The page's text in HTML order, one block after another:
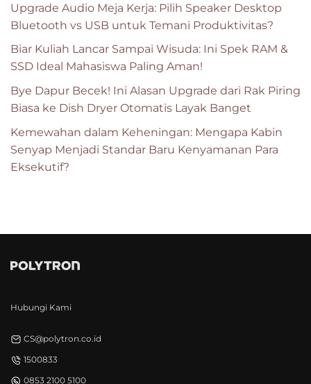
Upgrade Audio Meja Kerja: Pilih Speaker Desktop
Bluetooth vs USB untuk Temani Produktivitas?
Biar Kuliah Lancar Sampai Wisuda: Ini Spek RAM &
SSD Ideal Mahasiswa Paling Aman!
Bye Dapur Becek! Ini Alasan Upgrade dari Rak Piring
Biasa ke Dish Dryer Otomatis Layak Banget
Kemewahan dalam Keheningan: Mengapa Kabin
Senyap Menjadi Standar Baru Kenyamanan Para
Eksekutif?
Hubungi Kami
CS@polytron.co.id
1500833
0853 2100 5100